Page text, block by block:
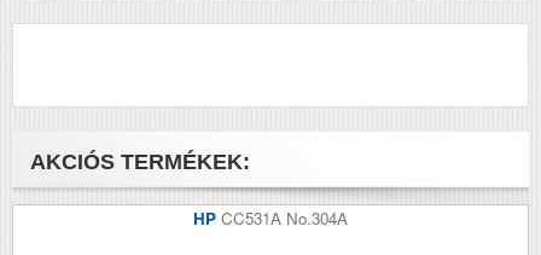
AKCIÓS TERMÉKEK:
HP CC531A No.304A